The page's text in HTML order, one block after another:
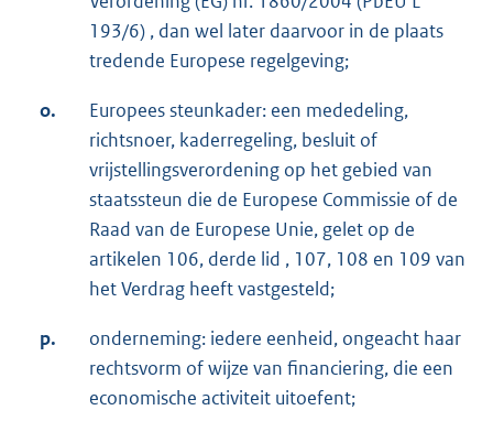
193/6) , dan wel later daarvoor in de plaats
tredende Europese regelgeving;
o.
Europees steunkader: een mededeling,
richtsnoer, kaderregeling, besluit of
vrijstellingsverordening op het gebied van
staatssteun die de Europese Commissie of de
Raad van de Europese Unie, gelet op de
artikelen 106, derde lid , 107, 108 en 109 van
het Verdrag heeft vastgesteld;
p.
onderneming: iedere eenheid, ongeacht haar
rechtsvorm of wijze van financiering, die een
economische activiteit uitoefent;